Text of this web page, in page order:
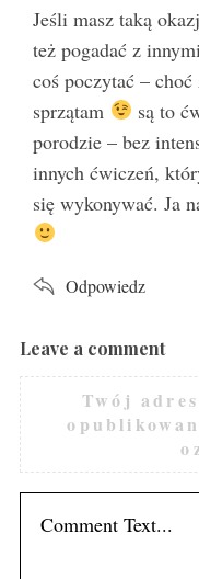
s
:
Jeśli masz taką
też pogadać z
coś poczytać –
sprzątam
są to
porodzie – bez
innych ćwiczeń,
się wykonywać. Ja
Odpowiedz
L
e
a
v
e
Leave a comment
Twój